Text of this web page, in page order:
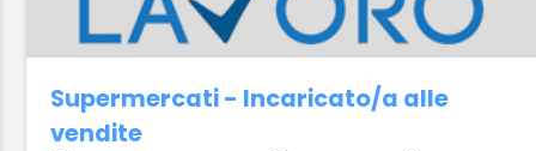
Supermercati - Incaricato/a alle
vendite